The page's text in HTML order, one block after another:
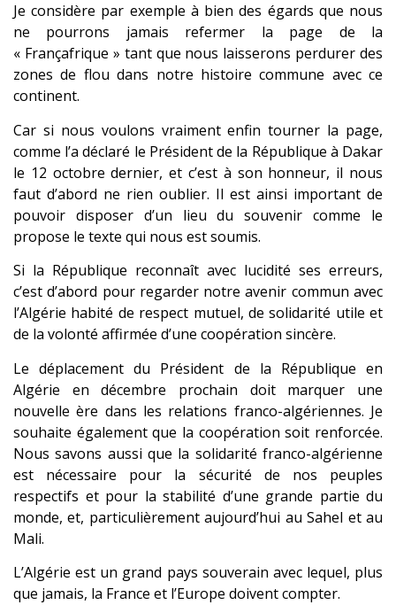
Je considère par exemple à bien des égards que nous
ne pourrons jamais refermer la page de la
« Françafrique » tant que nous laisserons perdurer des
zones de flou dans notre histoire commune avec ce
continent.
Car si nous voulons vraiment enfin tourner la page,
comme l’a déclaré le Président de la République à Dakar
le 12 octobre dernier, et c’est à son honneur, il nous
faut d’abord ne rien oublier. Il est ainsi important de
pouvoir disposer d’un lieu du souvenir comme le
propose le texte qui nous est soumis.
Si la République reconnaît avec lucidité ses erreurs,
c’est d’abord pour regarder notre avenir commun avec
l’Algérie habité de respect mutuel, de solidarité utile et
de la volonté affirmée d’une coopération sincère.
Le déplacement du Président de la République en
Algérie en décembre prochain doit marquer une
nouvelle ère dans les relations franco-algériennes. Je
souhaite également que la coopération soit renforcée.
Nous savons aussi que la solidarité franco-algérienne
est nécessaire pour la sécurité de nos peuples
respectifs et pour la stabilité d’une grande partie du
monde, et, particulièrement aujourd’hui au Sahel et au
Mali.
L’Algérie est un grand pays souverain avec lequel, plus
que jamais, la France et l’Europe doivent compter.